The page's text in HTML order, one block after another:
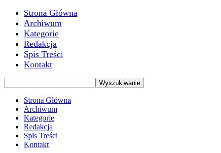
Strona Główna
Archiwum
Kategorie
Redakcja
Spis Treści
Kontakt
Strona Główna
Archiwum
Kategorie
Redakcja
Spis Treści
Kontakt